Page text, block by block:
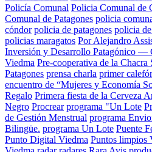
Policía Comunal Policia Comunal de
Comunal de Patagones policia
cóndor policia de patagones policia
policias maragatos Por Alejandro
Inversión y Desarrollo Patagónico —
Viedma Pre-cooperativa de la Chacra
Patagones prensa charla primer
encuentro de “Mujeres y Economía
Regalo Primera fiesta de la Cerveza
Negro Procrear programa "Un Lote
de Gestión Menstrual programa
Bilingüe. programa Un Lote Puente
Punto Digital Viedma Puntos limpios